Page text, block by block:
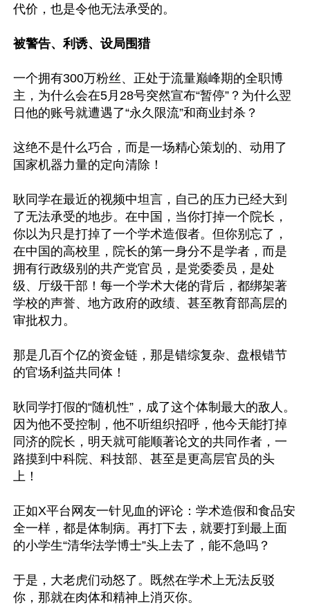
代价，也是令他无法承受的。
被警告、利诱、设局围猎
一个拥有300万粉丝、正处于流量巅峰期的全职博
主，为什么会在5月28号突然宣布“暂停”？为什么翌
日他的账号就遭遇了“永久限流”和商业封杀？
这绝不是什么巧合，而是一场精心策划的、动用了
国家机器力量的定向清除！
耿同学在最近的视频中坦言，自己的压力已经大到
了无法承受的地步。在中国，当你打掉一个院长，
你以为只是打掉了一个学术造假者。但你别忘了，
在中国的高校里，院长的第一身分不是学者，而是
拥有行政级别的共产党官员，是党委委员，是处
级、厅级干部！每一个学术大佬的背后，都绑架著
学校的声誉、地方政府的政绩、甚至教育部高层的
审批权力。
那是几百个亿的资金链，那是错综复杂、盘根错节
的官场利益共同体！
耿同学打假的“随机性”，成了这个体制最大的敌人。
因为他不受控制，他不听组织招呼，他今天能打掉
同济的院长，明天就可能顺著论文的共同作者，一
路摸到中科院、科技部、甚至是更高层官员的头
上！
正如X平台网友一针见血的评论：学术造假和食品安
全一样，都是体制病。再打下去，就要打到最上面
的小学生“清华法学博士”头上去了，能不急吗？
于是，大老虎们动怒了。既然在学术上无法反驳
你，那就在肉体和精神上消灭你。